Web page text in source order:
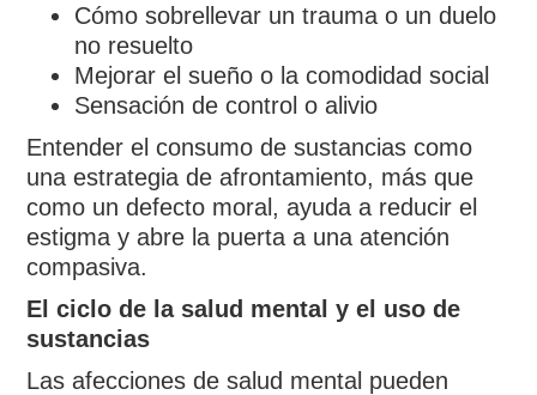
Cómo sobrellevar un trauma o un duelo
no resuelto
Mejorar el sueño o la comodidad social
Sensación de control o alivio
Entender el consumo de sustancias como
una estrategia de afrontamiento, más que
como un defecto moral, ayuda a reducir el
estigma y abre la puerta a una atención
compasiva.
El ciclo de la salud mental y el uso de
sustancias
Las afecciones de salud mental pueden